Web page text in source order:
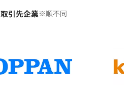
引先企業※順不同